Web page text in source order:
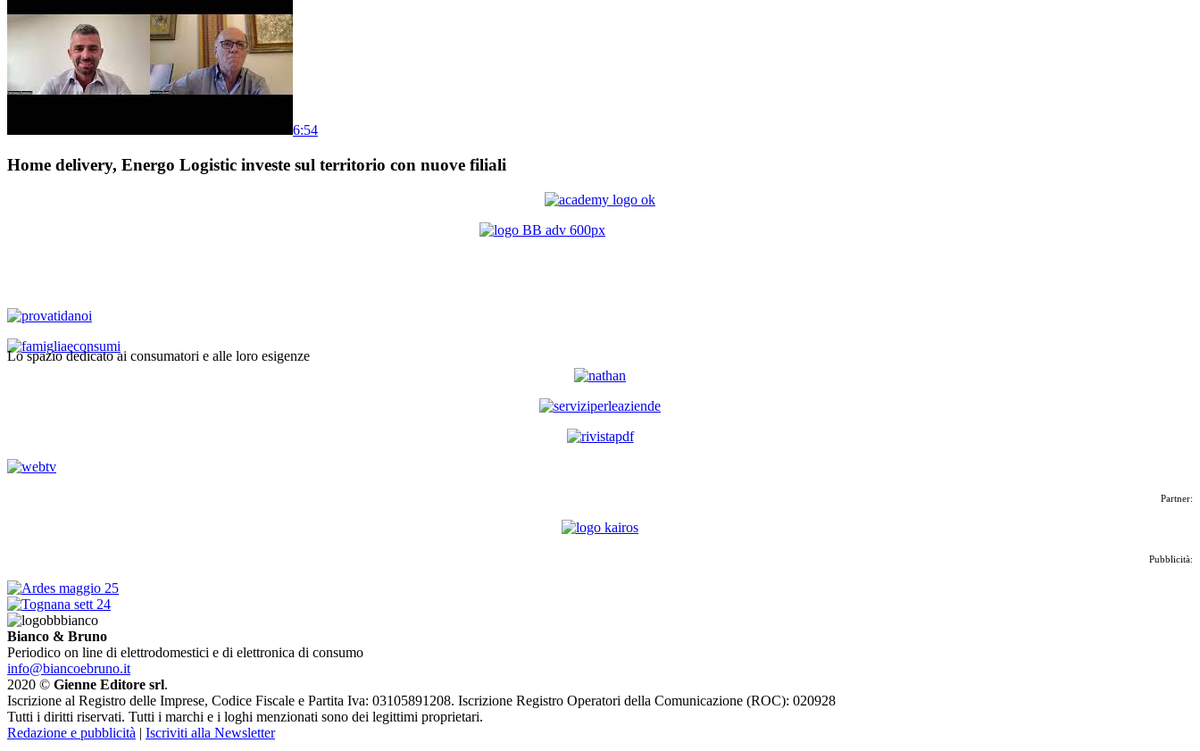
6:54
Home delivery, Energo Logistic investe sul territorio con nuove filiali
Lo spazio dedicato ai consumatori e alle loro esigenze
Partner:
Pubblicità:
Bianco & Bruno
Periodico on line di elettrodomestici e di elettronica di consumo
info@biancoebruno.it
2020 © Gienne Editore srl.
Iscrizione al Registro delle Imprese, Codice Fiscale e Partita Iva: 03105891208. Iscrizione Registro Operatori della Comunicazione (ROC): 020928
Tutti i diritti riservati. Tutti i marchi e i loghi menzionati sono dei legittimi proprietari.
Redazione e pubblicità | Iscriviti alla Newsletter